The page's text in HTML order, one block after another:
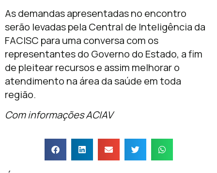
As demandas apresentadas no encontro
serão levadas pela Central de Inteligência da
FACISC para uma conversa com os
representantes do Governo do Estado, a fim
de pleitear recursos e assim melhorar o
atendimento na área da saúde em toda
região.
Com informações ACIAV